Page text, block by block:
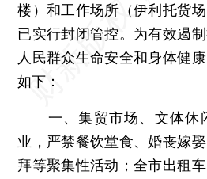
楼）和工作场所（伊利托货场
已实行封闭管控。为有效遏
人民群众生命安全和身体健
如下：
一、集贸市场、文体休
业，严禁餐饮堂食、婚丧嫁
拜等聚集性活动；全市出租